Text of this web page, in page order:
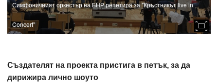
Симфоничният оркестър на БНР репетира за "Кръстникът live in
Concert"
Създателят на проекта пристига в петък, за да
дирижира лично шоуто